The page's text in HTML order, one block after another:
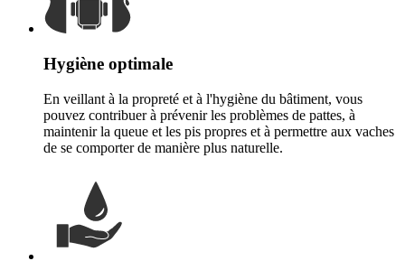
Hygiène optimale
En veillant à la propreté et à l'hygiène du bâtiment, vous
pouvez contribuer à prévenir les problèmes de pattes, à
maintenir la queue et les pis propres et à permettre aux vaches
de se comporter de manière plus naturelle.